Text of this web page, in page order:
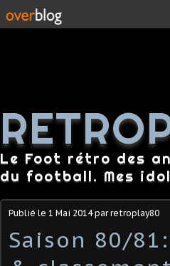
Le Foot rétro des
du football. Mes
Publié le 1 Mai 2014par retroplay80
Saison 80/